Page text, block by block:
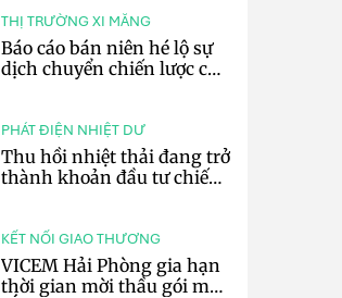
THỊ TRƯỜNG XI MĂNG
Báo cáo bán niên hé lộ sự
dịch chuyển chiến lược của
PHÁT ĐIỆN NHIỆT DƯ
Thu hồi nhiệt thải đang trở
thành khoản đầu tư chiến
KẾT NỐI GIAO THƯƠNG
VICEM Hải Phòng gia hạn
thời gian mời thầu gói mua